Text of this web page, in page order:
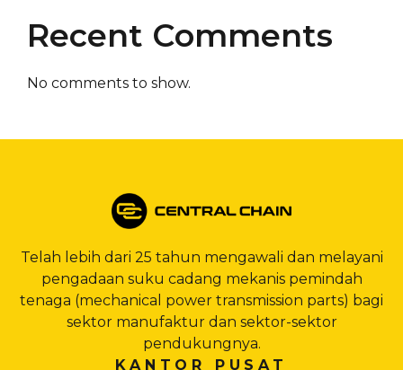
Recent Comments
No comments to show.
Telah lebih dari 25 tahun mengawali dan melayani
pengadaan suku cadang mekanis pemindah
tenaga (mechanical power transmission parts) bagi
sektor manufaktur dan sektor-sektor
pendukungnya.
KANTOR PUSAT